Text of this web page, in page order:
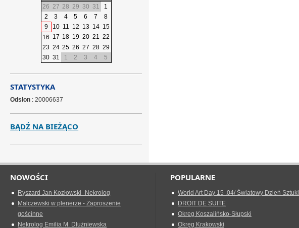
26 27 28 29 30 31
1
2
3 4 5 6 7
8
9
10 11 12 13 14 15
16 17 18 19 20 21 22
23 24 25 26 27 28 29
30 31 1 2 3 4 5
STATYSTYKA
Odsłon : 20006637
BĄDŹ NA BIEŻĄCO
NOWOŚCI
Ryszard Jan Kozłowski -Nekrolog
Malczewski w plenerze - Zaproszenie
gościnne
Nekrolog Emilia M. Dłużniewska
POPULARNE
World Art Day 15 .04/ Światowy Dzień Sztuki
DROIT DE SUITE
Okreg Koszalińsko-Słupski
Okręg Krakowski